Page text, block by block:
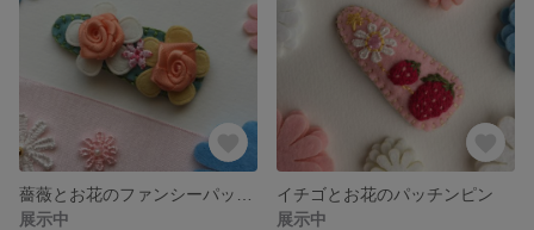
展示中
イチゴとお花のパッチンピン
展示中